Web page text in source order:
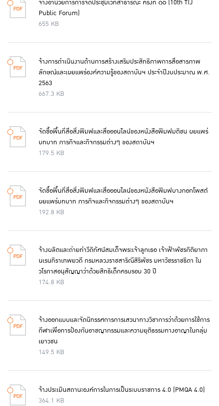
จ้างอำนวยการการจัดประชุมเวทีสาธารณะ ครั้งที่ ๑๐ (10th TIJ
Public Forum)
655 KB
จ้างการดำเนินงานด้านการสร้างเสริมประสิทธิภาพการสื่อสารภาพ
ลักษณ์และเผยแพร่องค์ความรู้ของสถาบันฯ ประจำปีงบประมาณ พ.ศ.
2563
667.3 KB
จัดซื้อพื้นที่สื่อสิ่งพิมพ์และสื่อออนไลน์ของหนังสือพิมพ์มติชน ผยแพร่
บทบาท ภารกิจและกิจกรรมต่างๆ ของสถาบันฯ
179.5 KB
จัดซื้อพื้นที่สื่อสิ่งพิมพ์และสื่อออนไลน์ของหนังสือพิมพ์บางกอกโพสต์
ผยแพร่บทบาท ภารกิจและกิจกรรมต่างๆ ของสถาบันฯ
192.8 KB
จ้างผลิตและถ่ายทำวีดิทัศน์สมเด็จพระเจ้าลูกเธอ เจ้าฟ้าพัชรกิติยาภา
นเรนทิราเทพยวดี กรมหลวงราชสาริณีสิริพัชร มหาวัชรราชธิดา ใน
วโรกาสอนุสัญญาว่าด้วยสิทธิเด็กครบรอบ 30 ปี
174.8 KB
จ้างออกแบบและจัดนิทรรศการการเสวนาทางวิชาการว่าด้วยการใช้การ
กีฬาเพื่อการป้องกันอาชญากรรมและความยุติธรรมทางอาญาในกลุ่ม
เยาวชน
149.5 KB
จ้างประเมินสถานะองค์การในการเป็นระบบราชการ 4.0 (PMQA 4.0)
364.1 KB